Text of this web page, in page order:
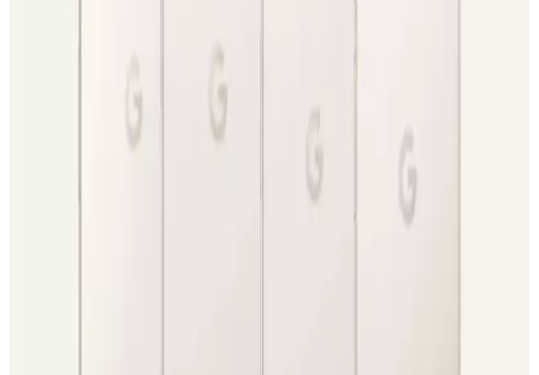
modlar, odaklama ve kompozisyon kuralları hakkında temel bilgiler
Vivo X300 Ultra ve Akıllı Telefon Kameralarının
Profesyonel Kameralarla Teknik Karşılaştırması
sunduğu yenilikler, akıllı telefon kameralarının profesyonel